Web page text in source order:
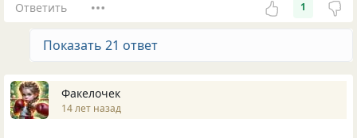
Ответить 1
Показать 21 ответ
Факелочек
14 лет назад